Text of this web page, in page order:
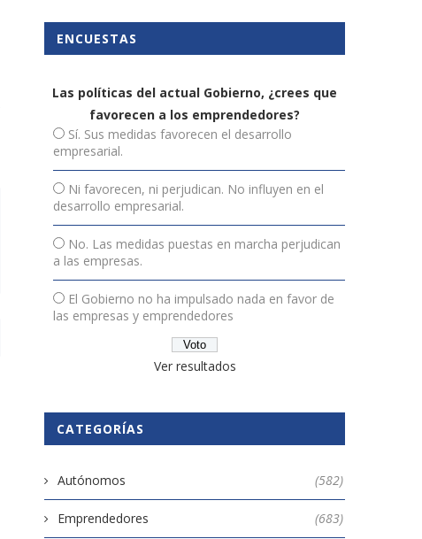
19 noviembre, 2024 10 diciembre, 2025
ENCUESTAS
Las políticas del actual Gobierno, ¿crees que
favorecen a los emprendedores?
Sí. Sus medidas favorecen el desarrollo
empresarial.
Ni favorecen, ni perjudican. No influyen en el
desarrollo empresarial.
No. Las medidas puestas en marcha perjudican
a las empresas.
El Gobierno no ha impulsado nada en favor de
las empresas y emprendedores
Ver resultados
CATEGORÍAS
Autónomos (582)
Emprendedores (683)